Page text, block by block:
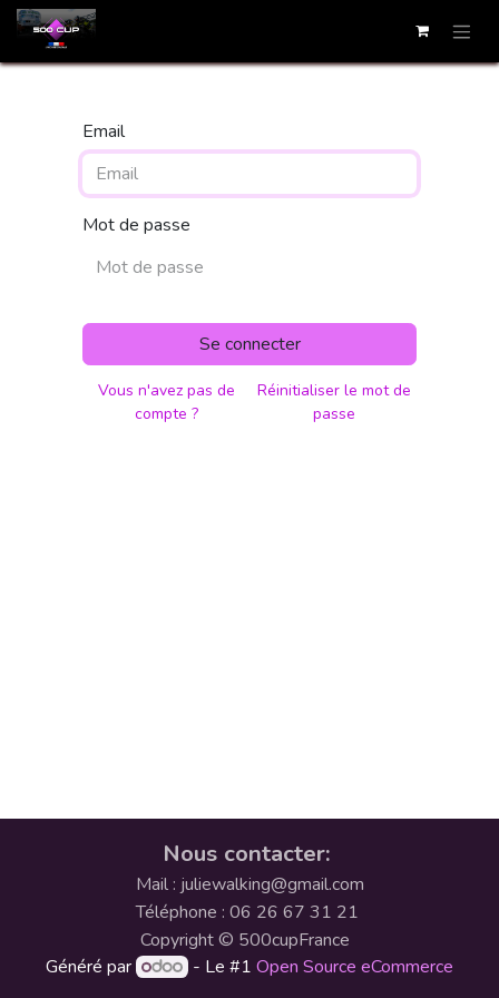
Email
Mot de passe
Se connecter
Vous n'avez pas de
compte ?
Réinitialiser le mot de
passe
Nous contacter:
Mail : juliewalking@gmail.com
Téléphone : 06 26 67 31 21
Copyright © 500cupFrance
Généré par
- Le #1 Open Source eCommerce